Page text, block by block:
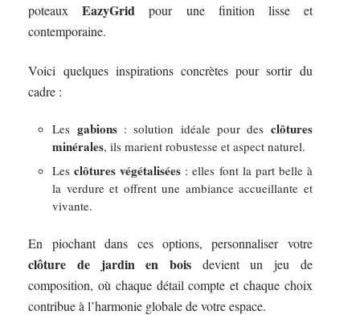
poteauxEazyGrid pour une finition lisse et
contemporaine.
Voici quelques inspirations concrètes pour sortir du
cadre :
Les gabions: solution idéale pour des clôtures
minérales, ils marient robustesse et aspect naturel.
Lesclôtures végétalisées : elles font la part belle à
la verdure et offrent une ambiance accueillante et
vivante.
En piochant dans ces options, personnaliser votre
clôture de jardin en bois devient un jeu de
composition, où chaque détail compte et chaque choix
contribue à l’harmonie globale de votre espace.